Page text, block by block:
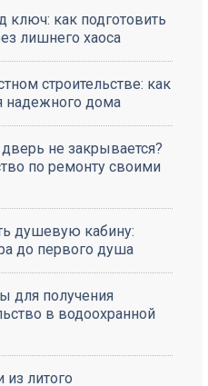
как подготовить
лишнего хаоса
строительстве: как
надежного дома
не закрывается?
по ремонту своими
душевую кабину:
до первого душа
для получения
в водоохранной
из литого